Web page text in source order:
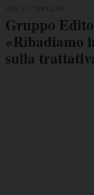
CDR
Gruppo
«Ribadiamo
sulla